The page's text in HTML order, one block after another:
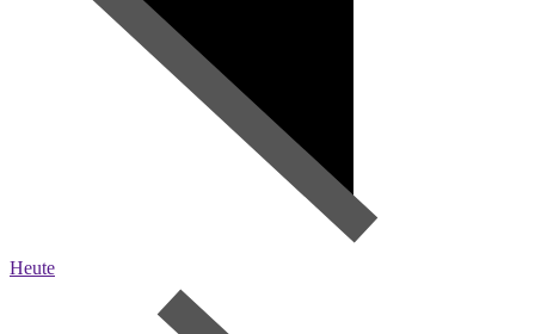
Heute